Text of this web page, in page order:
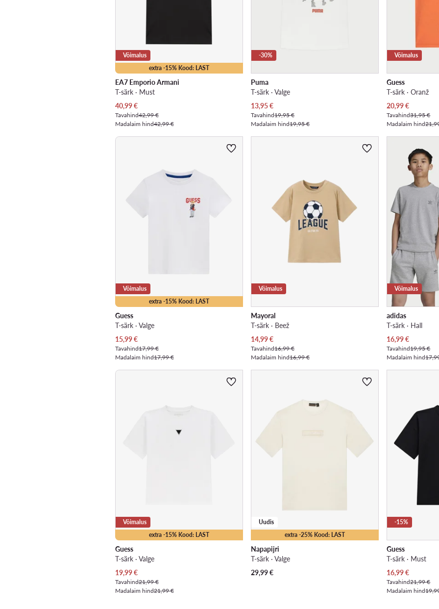
extra -15% Kood: LAST
Võimalus
EA7 Emporio Armani
T-särk · Must
Praegune hind
40,99€
Tavahind42,99 €
Madalaim hind42,99 €
-30%
Puma
T-särk · Valge
Praegune hind
13,95€
Tavahind19,95 €
Madalaim hind19,95 €
Võimalus
Guess
T-särk · Oranž
Praegune hind
20,99€
Tavahind31,95 €
Madalaim hind
extra -15% Kood: LAST
Võimalus
Guess
T-särk · Valge
Praegune hind
15,99€
Tavahind17,99 €
Madalaim hind17,99 €
Võimalus
Mayoral
T-särk · Beež
Praegune hind
14,99€
Tavahind16,99 €
Madalaim hind16,99 €
Võimalus
adidas
T-särk · Hall
Praegune hind
16,99€
Tavahind19,95 €
Madalaim hind
extra -15% Kood: LAST
Võimalus
Guess
T-särk · Valge
Praegune hind
19,99€
Tavahind21,99 €
Madalaim hind21,99 €
extra -25% Kood: LAST
Uudis
Napapijri
T-särk · Valge
29,99€
-15%
Guess
T-särk · Must
Praegune hind
16,99€
Tavahind21,99 €
Madalaim hind